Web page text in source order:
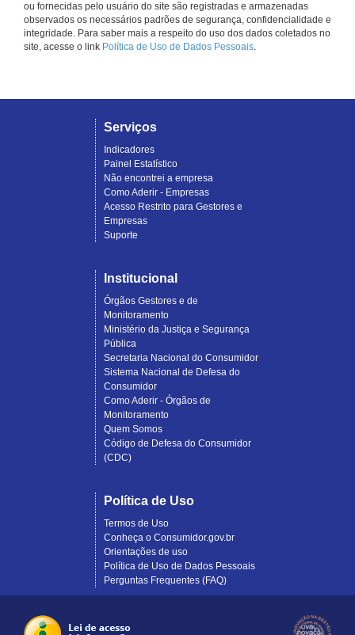
ou fornecidas pelo usuário do site são registradas e armazenadas
observados os necessários padrões de segurança, confidencialidade e
integridade. Para saber mais a respeito do uso dos dados coletados no
site, acesse o link Política de Uso de Dados Pessoais.
Serviços
Indicadores
Painel Estatístico
Não encontrei a empresa
Como Aderir - Empresas
Acesso Restrito para Gestores e
Empresas
Suporte
Institucional
Órgãos Gestores e de
Monitoramento
Ministério da Justiça e Segurança
Pública
Secretaria Nacional do Consumidor
Sistema Nacional de Defesa do
Consumidor
Como Aderir - Órgãos de
Monitoramento
Quem Somos
Código de Defesa do Consumidor
(CDC)
Política de Uso
Termos de Uso
Conheça o Consumidor.gov.br
Orientações de uso
Política de Uso de Dados Pessoais
Perguntas Frequentes (FAQ)